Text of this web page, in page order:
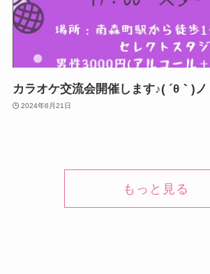
カラオケ交流会開催します♪( ´θ｀)ノ
2024年6月21日
もっと見る